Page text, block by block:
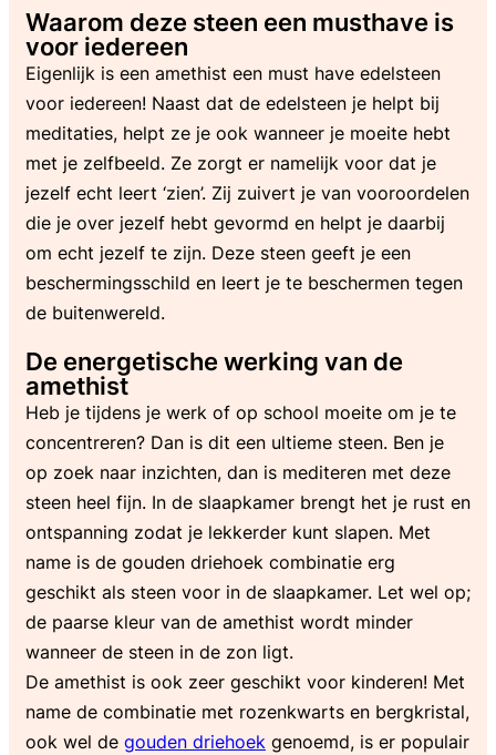
Waarom deze steen een musthave is
voor iedereen
Eigenlijk is een amethist een must have edelsteen
voor iedereen! Naast dat de edelsteen je helpt bij
meditaties, helpt ze je ook wanneer je moeite hebt
met je zelfbeeld. Ze zorgt er namelijk voor dat je
jezelf echt leert ‘zien’. Zij zuivert je van vooroordelen
die je over jezelf hebt gevormd en helpt je daarbij
om echt jezelf te zijn. Deze steen geeft je een
beschermingsschild en leert je te beschermen tegen
de buitenwereld.
De energetische werking van de
amethist
Heb je tijdens je werk of op school moeite om je te
concentreren? Dan is dit een ultieme steen. Ben je
op zoek naar inzichten, dan is mediteren met deze
steen heel fijn. In de slaapkamer brengt het je rust en
ontspanning zodat je lekkerder kunt slapen. Met
name is de gouden driehoek combinatie erg
geschikt als steen voor in de slaapkamer. Let wel op;
de paarse kleur van de amethist wordt minder
wanneer de steen in de zon ligt.
De amethist is ook zeer geschikt voor kinderen! Met
name de combinatie met rozenkwarts en bergkristal,
ook wel de gouden driehoek genoemd, is er populair